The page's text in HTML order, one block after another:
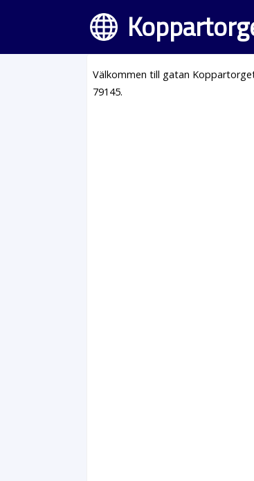
Välkommen till gatan
79145.